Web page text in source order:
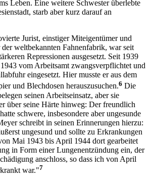
Leben. Eine weitere Schwester überlebte
starb aber kurz darauf an
Jurist, einstiger Miteigentümer und
weltbekannten Fahnenfabrik, war seit
Repressionen ausgesetzt. Seit 1939
vom Arbeitsamt zwangsverpflichtet und
eingesetzt. Hier musste er aus dem
und Blechdosen herauszusuchen.6 Die
seinen Arbeitseinsatz, aber sie
über seine Härte hinweg: Der freundlich
schwere, insbesondere aber ungesunde
schreibt in seinen Erinnerungen hierzu:
ungesund und sollte zu Erkrankungen
Mai 1943 bis April 1944 dort gearbeitet
in Form einer Lungenentzündung ein, der
anschloss, so dass ich von April
war."7